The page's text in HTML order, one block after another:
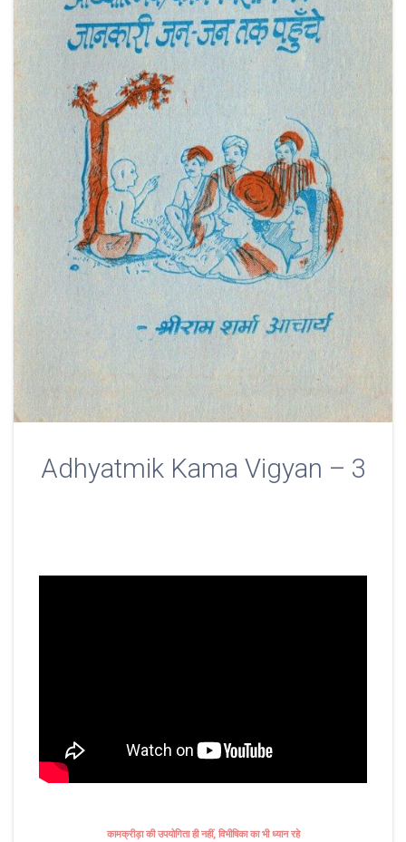
Adhyatmik Kama Vigyan – 3
कामक्रीड़ा की उपयोगिता ही नहीं, विभीषिका का भी ध्यान रहे